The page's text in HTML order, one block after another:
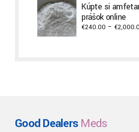
Kúpte si
prášok online
€240.00 – €
Good DealersMeds